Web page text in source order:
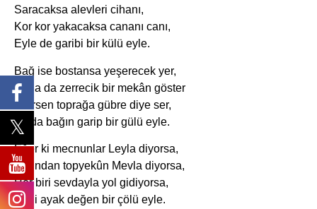
Saracaksa alevleri cihanı,
Kor kor yakacaksa cananı canı,
Eyle de garibi bir külü eyle.
Bağ ise bostansa yeşerecek yer,
Bana da zerrecik bir mekân göster
İstersen toprağa gübre diye ser,
Ya da bağın garip bir gülü eyle.
Eğer ki mecnunlar Leyla diyorsa,
Ardından topyekûn Mevla diyorsa,
Her biri sevdayla yol gidiyorsa,
Beni ayak değen bir çölü eyle.